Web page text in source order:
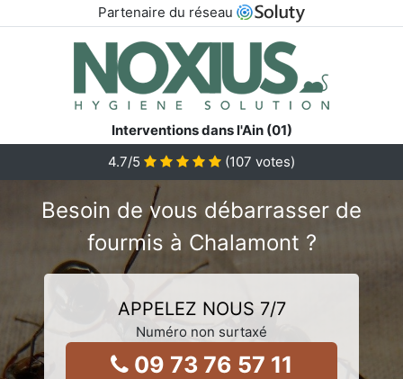
Partenaire du réseau
Interventions dans l'Ain (01)
4.7/5 (107 votes)
Besoin de vous débarrasser de
fourmis à Chalamont ?
APPELEZ NOUS 7/7
Numéro non surtaxé
09 73 76 57 11